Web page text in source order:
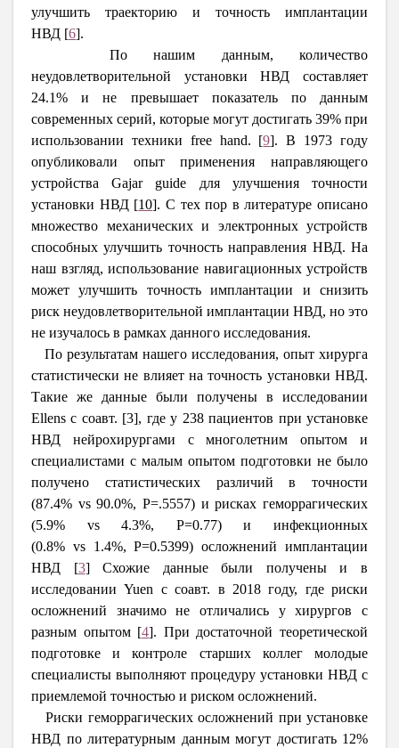
улучшить траекторию и точность имплантации
НВД [6].
По нашим данным, количество
неудовлетворительной установки НВД составляет
24.1% и не превышает показатель по данным
современных серий, которые могут достигать 39% при
использовании техники free hand. [9]. В 1973 году
опубликовали опыт применения направляющего
устройстваGajar guide для улучшения точности
установки НВД [10]. С тех пор в литературе описано
множество механических и электронных устройств
способных улучшить точность направления НВД. На
наш взгляд, использование навигационных устройств
может улучшить точность имплантации и снизить
риск неудовлетворительной имплантации НВД, но это
не изучалось в рамках данного исследования.
По результатам нашего исследования, опыт хирурга
статистически не влияет на точность установки НВД.
Такие же данные были получены в исследовании
Ellens с соавт. [3], где у 238 пациентов при установке
НВД нейрохирургами с многолетним опытом и
специалистами с малым опытом подготовки не было
получено статистических различий в точности
(87.4% vs90.0%,P=.5557) и рисках геморрагических
(5.9% vs4.3%, P=0.77) и инфекционных
(0.8% vs1.4%,P=0.5399) осложнений имплантации
НВД [3]Схожие данные были получены и в
исследовании Yuen с соавт. в 2018 году, где риски
осложнений значимо не отличались у хирургов с
разным опытом [4]. При достаточной теоретической
подготовке и контроле старших коллег молодые
специалисты выполняют процедуру установки НВД с
приемлемой точностью и риском осложнений.
Риски геморрагических осложнений при установке
НВД по литературным данным могут достигать 12%